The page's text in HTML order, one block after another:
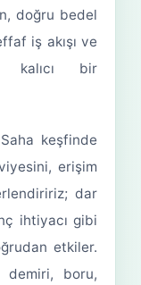
doğru bedel
iş akışı ve
kalıcı bir
keşfinde
erişim
dar
ihtiyacı gibi
etkiler.
demiri, boru,